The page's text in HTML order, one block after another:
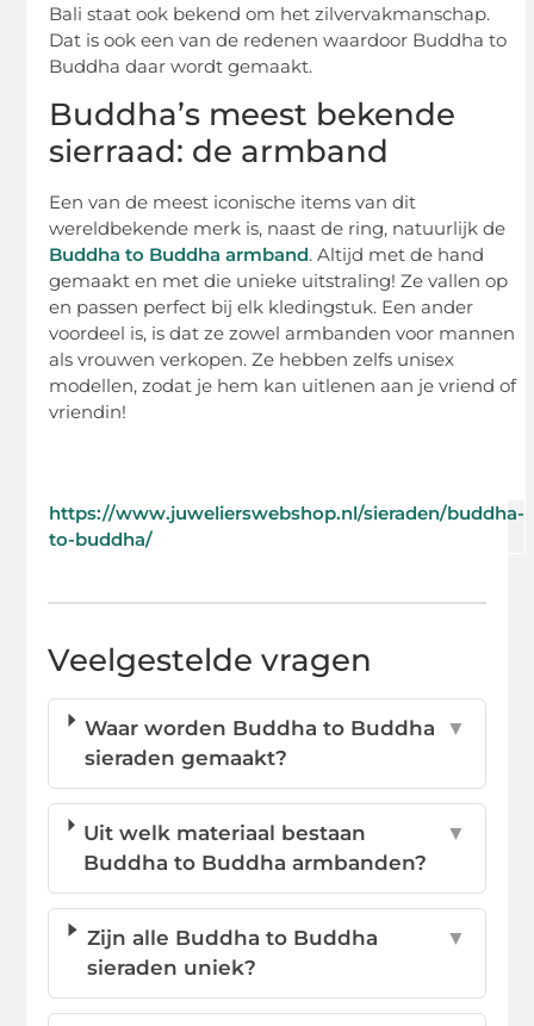
Bali staat ook bekend om het zilvervakmanschap.
Dat is ook een van de redenen waardoor Buddha to
Buddha daar wordt gemaakt.
Buddha’s meest bekende
sierraad: de armband
Een van de meest iconische items van dit
wereldbekende merk is, naast de ring, natuurlijk de
Buddha to Buddha armband. Altijd met de hand
gemaakt en met die unieke uitstraling! Ze vallen op
en passen perfect bij elk kledingstuk. Een ander
voordeel is, is dat ze zowel armbanden voor mannen
als vrouwen verkopen. Ze hebben zelfs unisex
modellen, zodat je hem kan uitlenen aan je vriend of
vriendin!
https://www.juwelierswebshop.nl/sieraden/buddha-
to-buddha/
Veelgestelde vragen
Waar worden Buddha to Buddha
sieraden gemaakt?
▼
Uit welk materiaal bestaan
Buddha to Buddha armbanden?
▼
Zijn alle Buddha to Buddha
sieraden uniek?
▼